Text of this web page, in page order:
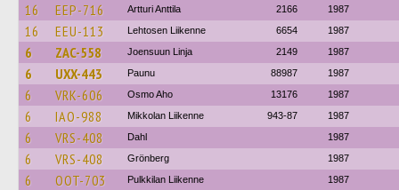
16 EEP-716 Artturi Anttila 2166 1987
16 EEU-113 Lehtosen Liikenne 6654 1987
6 ZAC-558 Joensuun Linja 2149 1987
6 UXX-443 Paunu 88987 1987
6 VRK-606 Osmo Aho 13176 1987
6 IAO-988 Mikkolan Liikenne 943-87 1987
6 VRS-408 Dahl 1987
6 VRS-408 Grönberg 1987
6 OOT-703 Pulkkilan Liikenne 1987